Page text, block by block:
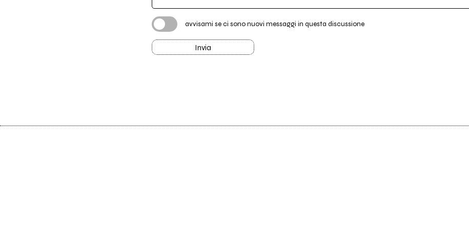
avvisami se ci sono nuovi messaggi in questa discussione
Invia